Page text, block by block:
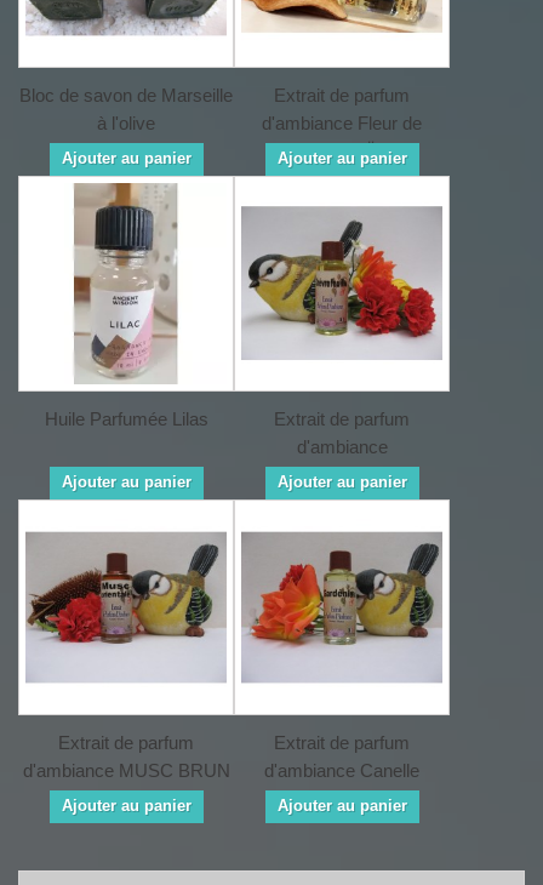
Bloc de savon de Marseille
à l'olive
Ajouter au panier
Extrait de parfum
d'ambiance Fleur de
MONOÏ
Ajouter au panier
Huile Parfumée Lilas
Ajouter au panier
Extrait de parfum
d'ambiance
CHEVREFEUILLE
Ajouter au panier
Extrait de parfum
d'ambiance MUSC BRUN
Ajouter au panier
Extrait de parfum
d'ambiance Canelle
Ajouter au panier